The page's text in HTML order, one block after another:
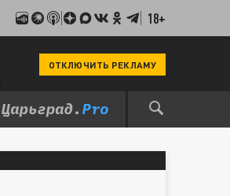
18+
ОТКЛЮЧИТЬ РЕКЛАМУ